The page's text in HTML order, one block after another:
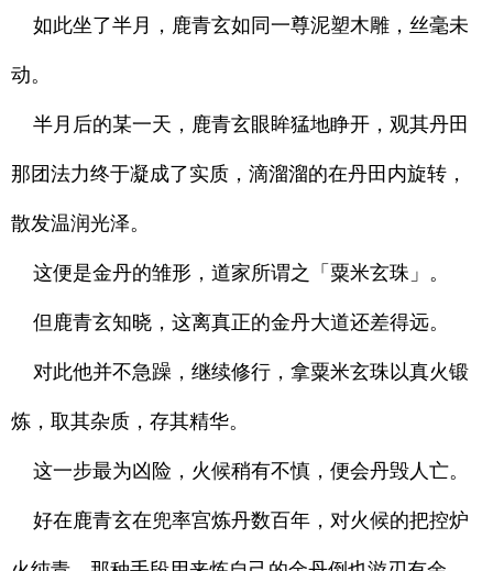
如此坐了半月，鹿青玄如同一尊泥塑木雕，丝毫未
动。
半月后的某一天，鹿青玄眼眸猛地睁开，观其丹田
那团法力终于凝成了实质，滴溜溜的在丹田内旋转，
散发温润光泽。
这便是金丹的雏形，道家所谓之「粟米玄珠」。
但鹿青玄知晓，这离真正的金丹大道还差得远。
对此他并不急躁，继续修行，拿粟米玄珠以真火锻
炼，取其杂质，存其精华。
这一步最为凶险，火候稍有不慎，便会丹毁人亡。
好在鹿青玄在兜率宫炼丹数百年，对火候的把控炉